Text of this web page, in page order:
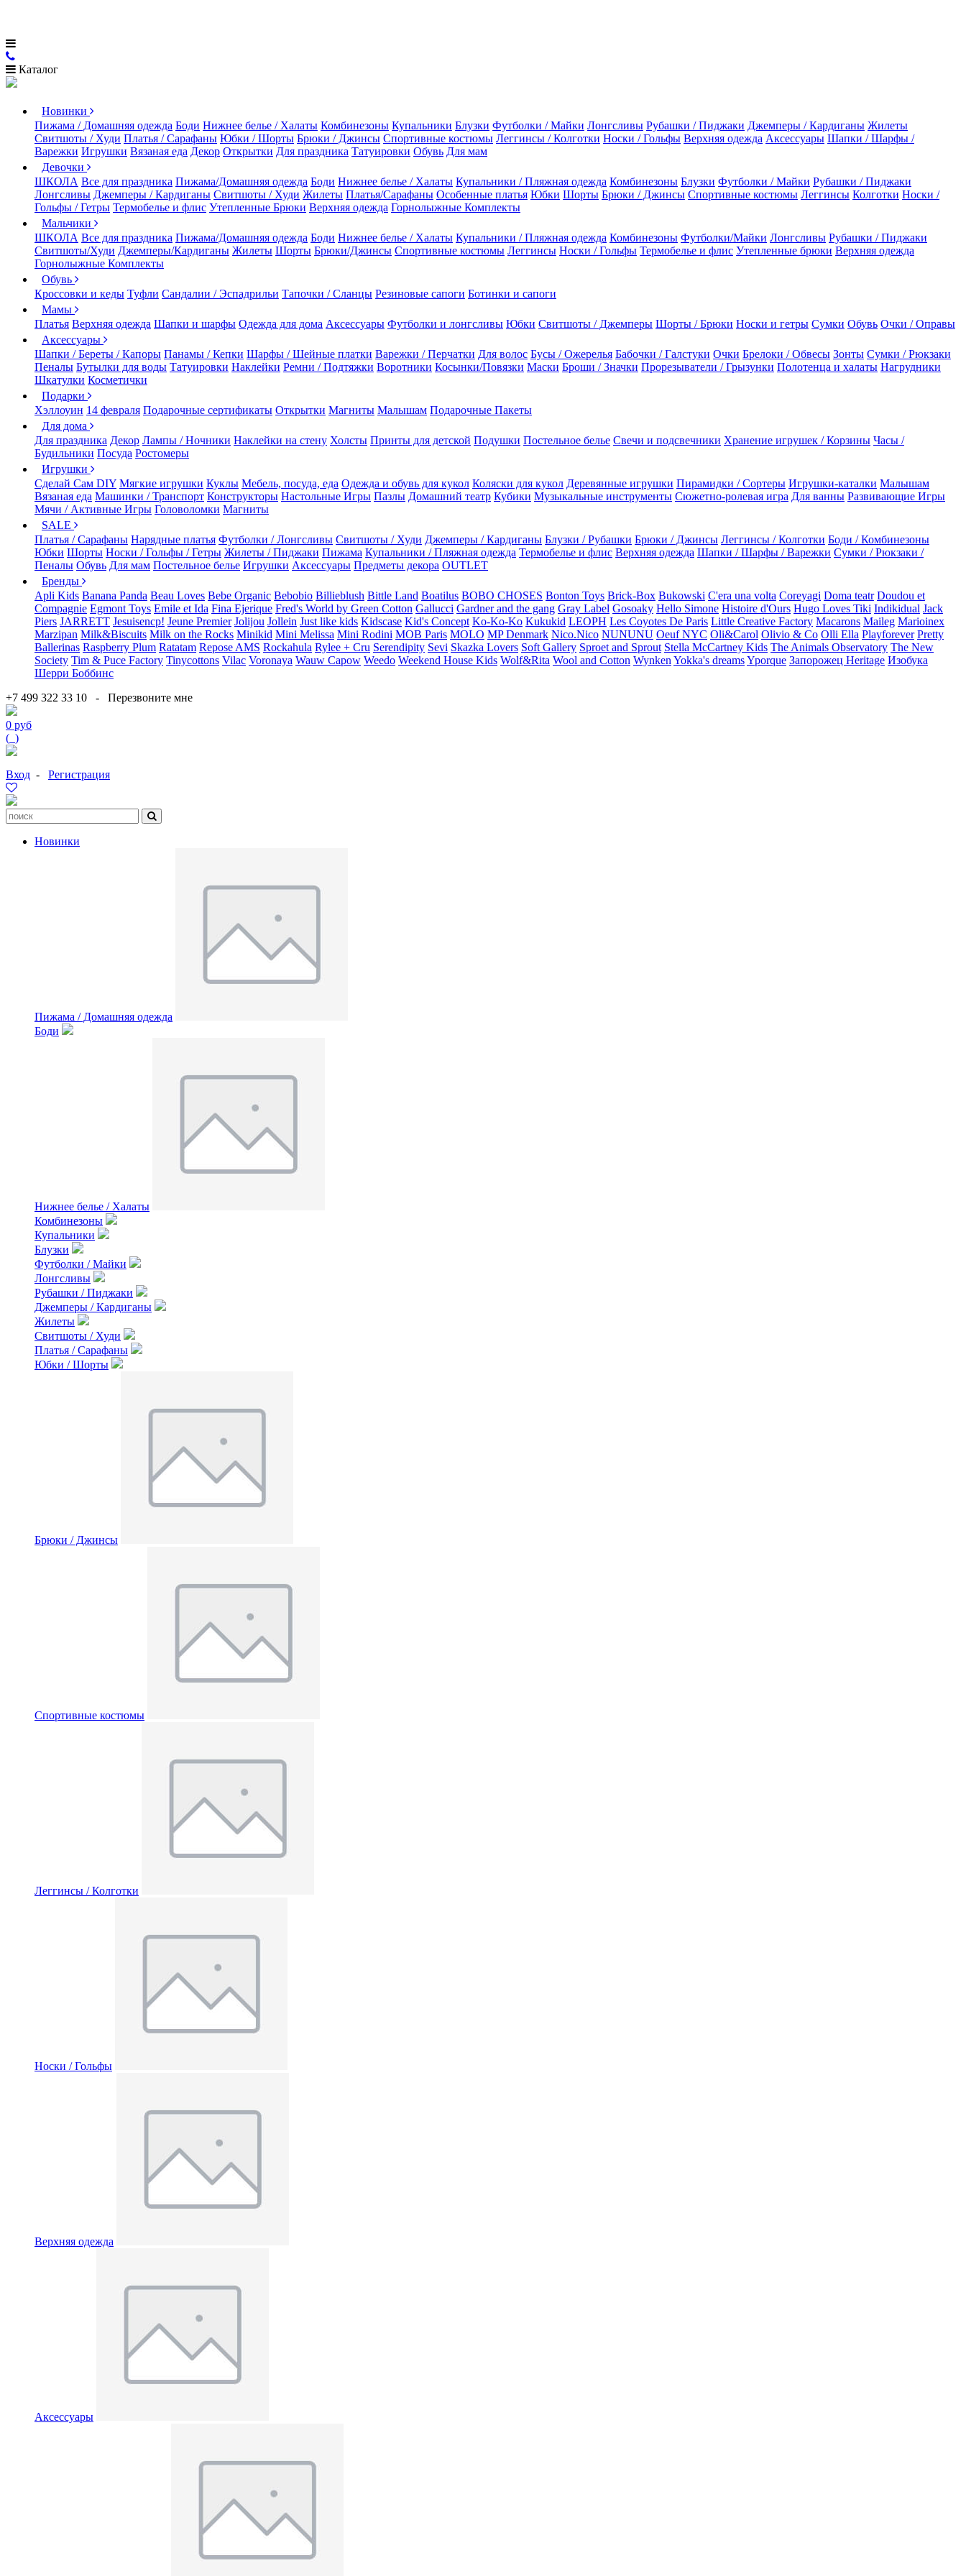
Каталог
Новинки
Пижама / Домашняя одежда Боди Нижнее белье / Халаты Комбинезоны Купальники Блузки Футболки / Майки Лонгсливы Рубашки / Пиджаки Джемперы / Кардиганы Жилеты
Свитшоты / Худи Платья / Сарафаны Юбки / Шорты Брюки / Джинсы Спортивные костюмы Леггинсы / Колготки Носки / Гольфы Верхняя одежда Аксессуары Шапки / Шарфы /
Варежки Игрушки Вязаная еда Декор Открытки Для праздника Татуировки Обувь Для мам
Девочки
ШКОЛА Все для праздника Пижама/Домашняя одежда Боди Нижнее белье / Халаты Купальники / Пляжная одежда Комбинезоны Блузки Футболки / Майки Рубашки / Пиджаки
Лонгсливы Джемперы / Кардиганы Свитшоты / Худи Жилеты Платья/Сарафаны Особенные платья Юбки Шорты Брюки / Джинсы Спортивные костюмы Леггинсы Колготки Носки /
Гольфы / Гетры Термобелье и флис Утепленные Брюки Верхняя одежда Горнолыжные Комплекты
Мальчики
ШКОЛА Все для праздника Пижама/Домашняя одежда Боди Нижнее белье / Халаты Купальники / Пляжная одежда Комбинезоны Футболки/Майки Лонгсливы Рубашки / Пиджаки
Свитшоты/Худи Джемперы/Кардиганы Жилеты Шорты Брюки/Джинсы Спортивные костюмы Леггинсы Носки / Гольфы Термобелье и флис Утепленные брюки Верхняя одежда
Горнолыжные Комплекты
Обувь
Кроссовки и кеды Туфли Сандалии / Эспадрильи Тапочки / Сланцы Резиновые сапоги Ботинки и сапоги
Мамы
Платья Верхняя одежда Шапки и шарфы Одежда для дома Аксессуары Футболки и лонгсливы Юбки Свитшоты / Джемперы Шорты / Брюки Носки и гетры Сумки Обувь Очки / Оправы
Аксессуары
Шапки / Береты / Капоры Панамы / Кепки Шарфы / Шейные платки Варежки / Перчатки Для волос Бусы / Ожерелья Бабочки / Галстуки Очки Брелоки / Обвесы Зонты Сумки / Рюкзаки
Пеналы Бутылки для воды Татуировки Наклейки Ремни / Подтяжки Воротники Косынки/Повязки Маски Броши / Значки Прорезыватели / Грызунки Полотенца и халаты Нагрудники
Шкатулки Косметички
Подарки
Хэллоуин 14 февраля Подарочные сертификаты Открытки Магниты Малышам Подарочные Пакеты
Для дома
Для праздника Декор Лампы / Ночники Наклейки на стену Холсты Принты для детской Подушки Постельное белье Свечи и подсвечники Хранение игрушек / Корзины Часы /
Будильники Посуда Ростомеры
Игрушки
Сделай Сам DIY Мягкие игрушки Куклы Мебель, посуда, еда Одежда и обувь для кукол Коляски для кукол Деревянные игрушки Пирамидки / Сортеры Игрушки-каталки Малышам
Вязаная еда Машинки / Транспорт Конструкторы Настольные Игры Пазлы Домашний театр Кубики Музыкальные инструменты Сюжетно-ролевая игра Для ванны Развивающие Игры
Мячи / Активные Игры Головоломки Магниты
SALE
Платья / Сарафаны Нарядные платья Футболки / Лонгсливы Свитшоты / Худи Джемперы / Кардиганы Блузки / Рубашки Брюки / Джинсы Леггинсы / Колготки Боди / Комбинезоны
Юбки Шорты Носки / Гольфы / Гетры Жилеты / Пиджаки Пижама Купальники / Пляжная одежда Термобелье и флис Верхняя одежда Шапки / Шарфы / Варежки Сумки / Рюкзаки /
Пеналы Обувь Для мам Постельное белье Игрушки Аксессуары Предметы декора OUTLET
Бренды
Apli Kids Banana Panda Beau Loves Bebe Organic Bebobio Billieblush Bittle Land Boatilus BOBO CHOSES Bonton Toys Brick-Box Bukowski C'era una volta Coreyagi Doma teatr Doudou et
Compagnie Egmont Toys Emile et Ida Fina Ejerique Fred's World by Green Cotton Gallucci Gardner and the gang Gray Label Gosoaky Hello Simone Histoire d'Ours Hugo Loves Tiki Indikidual Jack
Piers JARRETT Jesuisencp! Jeune Premier Jolijou Jollein Just like kids Kidscase Kid's Concept Ko-Ko-Ko Kukukid LEOPH Les Coyotes De Paris Little Creative Factory Macarons Maileg Marioinex
Marzipan Milk&Biscuits Milk on the Rocks Minikid Mini Melissa Mini Rodini MOB Paris MOLO MP Denmark Nico.Nico NUNUNU Oeuf NYC Oli&Carol Olivio & Co Olli Ella Playforever Pretty
Ballerinas Raspberry Plum Ratatam Repose AMS Rockahula Rylee + Cru Serendipity Sevi Skazka Lovers Soft Gallery Sproet and Sprout Stella McCartney Kids The Animals Observatory The New
Society Tim & Puce Factory Tinycottons Vilac Voronaya Wauw Capow Weedo Weekend House Kids Wolf&Rita Wool and Cotton Wynken Yokka's dreamsYporque Запорожец Heritage Изобука
Шерри Боббинс
+7 499 322 33 10 - Перезвоните мне
0 руб
( )
Вход - Регистрация
Новинки
Пижама / Домашняя одежда
Боди
Нижнее белье / Халаты
Комбинезоны
Купальники
Блузки
Футболки / Майки
Лонгсливы
Рубашки / Пиджаки
Джемперы / Кардиганы
Жилеты
Свитшоты / Худи
Платья / Сарафаны
Юбки / Шорты
Брюки / Джинсы
Спортивные костюмы
Леггинсы / Колготки
Носки / Гольфы
Верхняя одежда
Аксессуары